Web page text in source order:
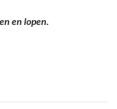
en lopen.